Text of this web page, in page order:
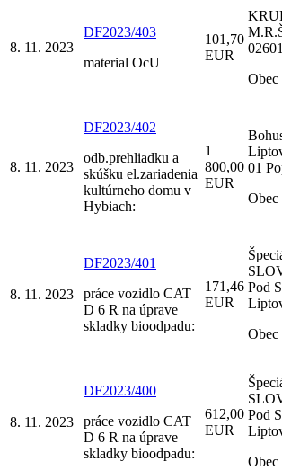
8. 11. 2023
DF2023/403
material OcU
101,70
EUR
8. 11. 2023
DF2023/402
odb.prehliadku a
skúšku el.zariadenia
kultúrneho domu v
Hybiach:
1
800,00
EUR
01
8. 11. 2023
DF2023/401
práce vozidlo CAT
D 6 R na úprave
skladky bioodpadu:
171,46
EUR
Pod
8. 11. 2023
DF2023/400
práce vozidlo CAT
D 6 R na úprave
skladky bioodpadu:
612,00
EUR
Pod